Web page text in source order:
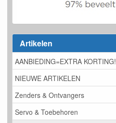
Artikelen
AANBIEDING=EXTRA KORTING!
NIEUWE ARTIKELEN
Zenders & Ontvangers
Servo & Toebehoren